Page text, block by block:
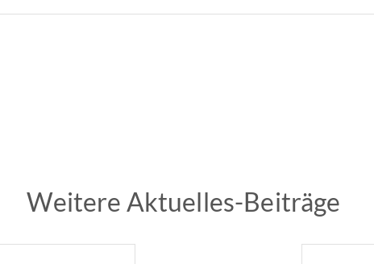
Weitere Aktuelles-Beiträge